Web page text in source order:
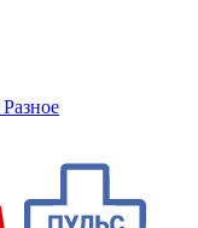
Разное